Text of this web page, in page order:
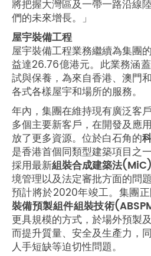
將把握大灣區及一帶一路沿線
們的未來增長。」
屋宇裝備工程
屋宇裝備工程業務繼續為集團
益達26.76億港元。此業務涵
試與保養，為來自香港、澳門
各式各樣屋宇和場所的服務。
年內，集團在維持現有廣泛客
多個主要新客戶，在開發及應
放了更多資源。位於白石角的
是香港首個同類型建築項目之
採用最新組裝合成建築法(MiC)
境管理以及法定審批方面的問
預計將於2020年竣工。集團
裝備預製組件組裝技術
更具規模的方式，於場外預製
而提升質量、安全及生產力，
人手短缺等迫切性問題。